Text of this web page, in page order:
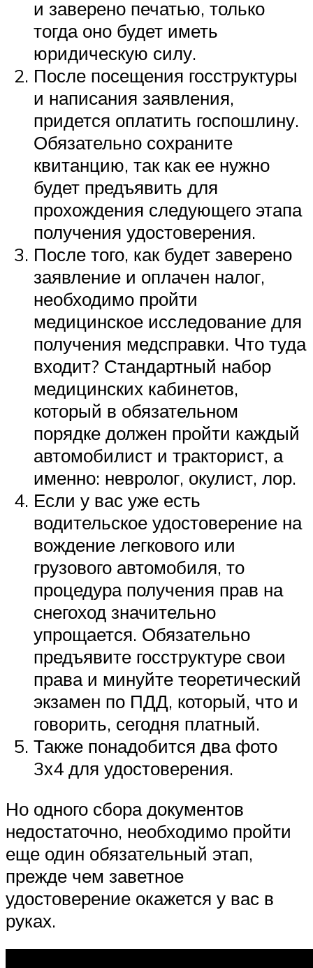
и заверено печатью, только
тогда оно будет иметь
юридическую силу.
После посещения госструктуры
и написания заявления,
придется оплатить госпошлину.
Обязательно сохраните
квитанцию, так как ее нужно
будет предъявить для
прохождения следующего этапа
получения удостоверения.
После того, как будет заверено
заявление и оплачен налог,
необходимо пройти
медицинское исследование для
получения медсправки. Что туда
входит? Стандартный набор
медицинских кабинетов,
который в обязательном
порядке должен пройти каждый
автомобилист и тракторист, а
именно: невролог, окулист, лор.
Если у вас уже есть
водительское удостоверение на
вождение легкового или
грузового автомобиля, то
процедура получения прав на
снегоход значительно
упрощается. Обязательно
предъявите госструктуре свои
права и минуйте теоретический
экзамен по ПДД, который, что и
говорить, сегодня платный.
Также понадобится два фото
3х4 для удостоверения.
Но одного сбора документов
недостаточно, необходимо пройти
еще один обязательный этап,
прежде чем заветное
удостоверение окажется у вас в
руках.